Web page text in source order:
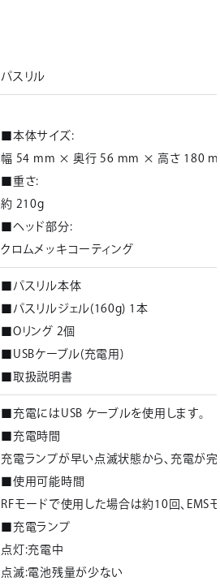
パスリル
■本体サイズ:
幅 54 mm × 奥行 56 mm × 高さ 180
■重さ:
約 210g
■ヘッド部分:
クロムメッキコーティング
■パスリル本体
■パスリルジェル(160g) 1本
■Oリング 2個
■USBケーブル(充電用)
■取扱説明書
■充電にはUSB ケーブルを使用します。
■充電時間
充電ランプが早い点滅状態から、充電が
■使用可能時間
RFモードで使用した場合は約10回、EMS
■充電ランプ
点灯:充電中
点滅:電池残量が少ない